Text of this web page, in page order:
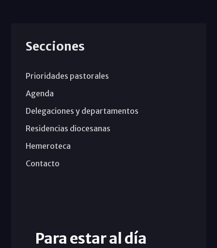
Secciones
Prioridades pastorales
Agenda
Delegaciones y departamentos
Residencias diocesanas
Hemeroteca
Contacto
Para estar al día